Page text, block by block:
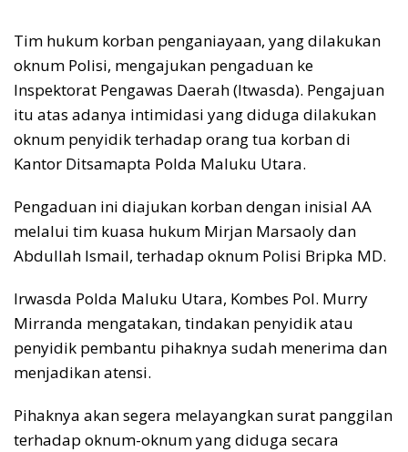
Tim hukum korban penganiayaan, yang dilakukan
oknum Polisi, mengajukan pengaduan ke
Inspektorat Pengawas Daerah (Itwasda). Pengajuan
itu atas adanya intimidasi yang diduga dilakukan
oknum penyidik terhadap orang tua korban di
Kantor Ditsamapta Polda Maluku Utara.
Pengaduan ini diajukan korban dengan inisial AA
melalui tim kuasa hukum Mirjan Marsaoly dan
Abdullah Ismail, terhadap oknum Polisi Bripka MD.
Irwasda Polda Maluku Utara, Kombes Pol. Murry
Mirranda mengatakan, tindakan penyidik atau
penyidik pembantu pihaknya sudah menerima dan
menjadikan atensi.
Pihaknya akan segera melayangkan surat panggilan
terhadap oknum-oknum yang diduga secara